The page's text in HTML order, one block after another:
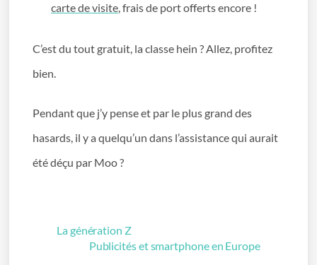
carte de visite, frais de port offerts encore !
C’est du tout gratuit, la classe hein ? Allez, profitez
bien.
Pendant que j’y pense et par le plus grand des
hasards, il y a quelqu’un dans l’assistance qui aurait
été déçu par Moo ?
La génération Z
Publicités et smartphone en Europe